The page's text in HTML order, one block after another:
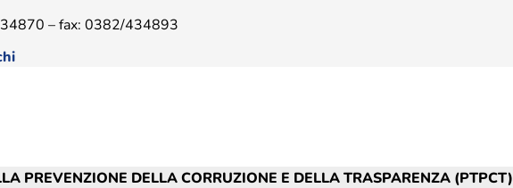
Calendario utenze non domestiche –
– fax: 0382/434893
PREVENZIONE DELLA CORRUZIONE E DELLA TRASPARENZA (PTPCT)